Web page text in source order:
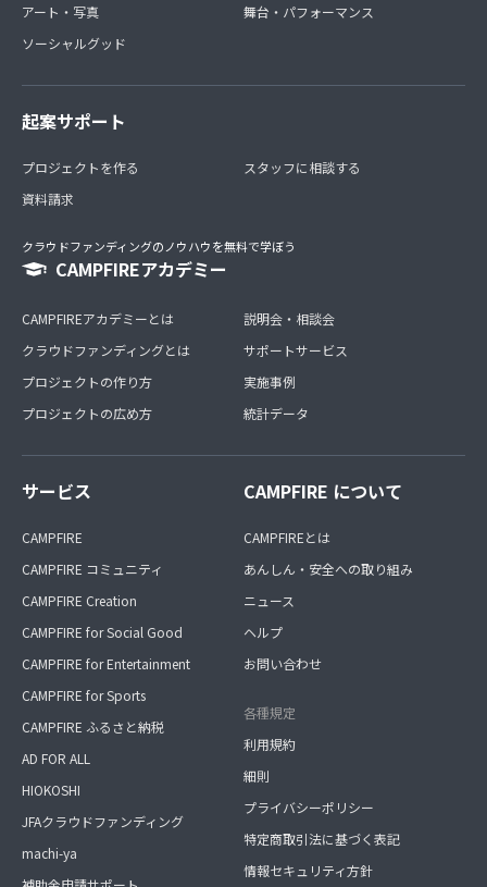
アート・写真
ソーシャルグッド
舞台・パフォーマンス
起案サポート
プロジェクトを作る
資料請求
スタッフに相談する
クラウドファンディングのノウハウを無料で学ぼう
CAMPFIREアカデミー
CAMPFIREアカデミーとは
クラウドファンディングとは
プロジェクトの作り方
プロジェクトの広め方
説明会・相談会
サポートサービス
実施事例
統計データ
サービス
CAMPFIRE
CAMPFIRE コミュニティ
CAMPFIRE Creation
CAMPFIRE for Social Good
CAMPFIRE for Entertainment
CAMPFIRE for Sports
CAMPFIRE ふるさと納税
AD FOR ALL
HIOKOSHI
JFAクラウドファンディング
machi-ya
CAMPFIRE について
CAMPFIREとは
あんしん・安全への取り組み
ニュース
ヘルプ
お問い合わせ
各種規定
利用規約
細則
プライバシーポリシー
特定商取引法に基づく表記
情報セキュリティ方針